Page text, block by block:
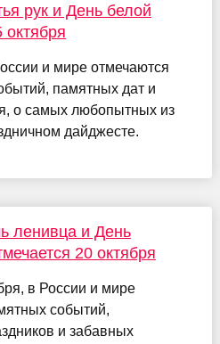
рук и День белой
октября
и мире отмечаются
памятных дат и
о самых любопытных из
дайджесте.
ленивца и День
20 октября
в России и мире
событий,
и забавных